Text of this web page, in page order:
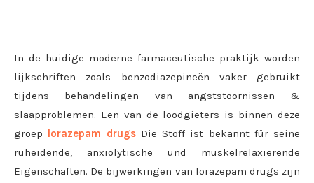
In de huidige moderne farmaceutische praktijk worden
lijkschriften zoals benzodiazepineën vaker gebruikt
tijdens behandelingen van angststoornissen &
slaapproblemen. Een van de loodgieters is binnen deze
groep lorazepam drugsDie Stoff ist bekannt für seine
ruheidende, anxiolytische und muskelrelaxierende
Eigenschaften. De bijwerkingen van lorazepam drugs zijn